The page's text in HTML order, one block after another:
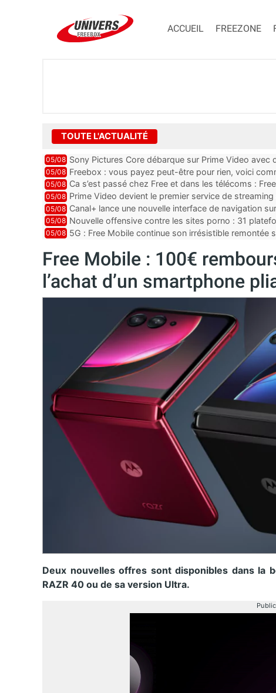
ACCUEIL FREEZONE
TOUTE L'ACTUALITÉ
05/08 Sony Pictures Core débarque sur Prime Video
05/08 Freebox : vous payez peut-être pour rien, voici
abonnements TV oubliés
05/08 Ca s’est passé chez Free et dans les télécoms :
pointe le bout de...
05/08 Prime Video devient le premier service de
ce lancement
05/08 Canal+ lance une nouvelle interface de navigation
05/08 Nouvelle offensive contre les sites porno : 31
par Orange, Free, SF...
05/08 5G : Free Mobile continue son irrésistible remontée
Free Mobile : 100€
l’achat d’un smartphone
Deux nouvelles offres sont disponibles dans la
RAZR 40 ou de sa version Ultra.